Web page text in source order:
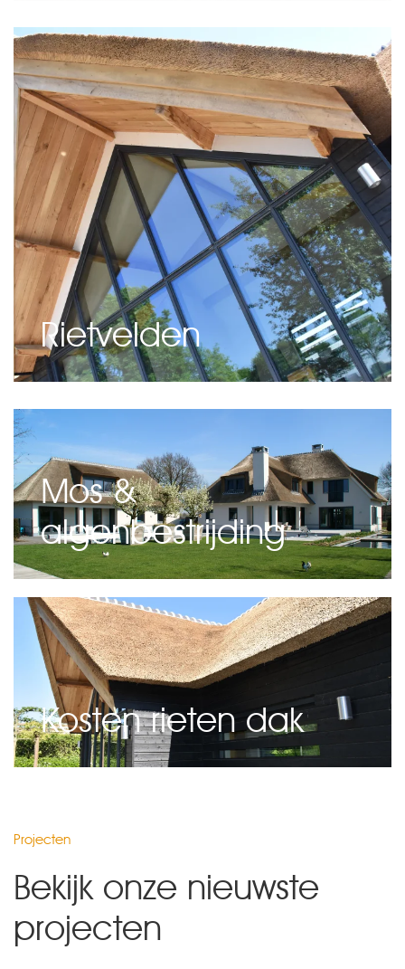
Rietvelden
Mos &
algenbestrijding
Kosten rieten dak
Projecten
Bekijk onze nieuwste
projecten